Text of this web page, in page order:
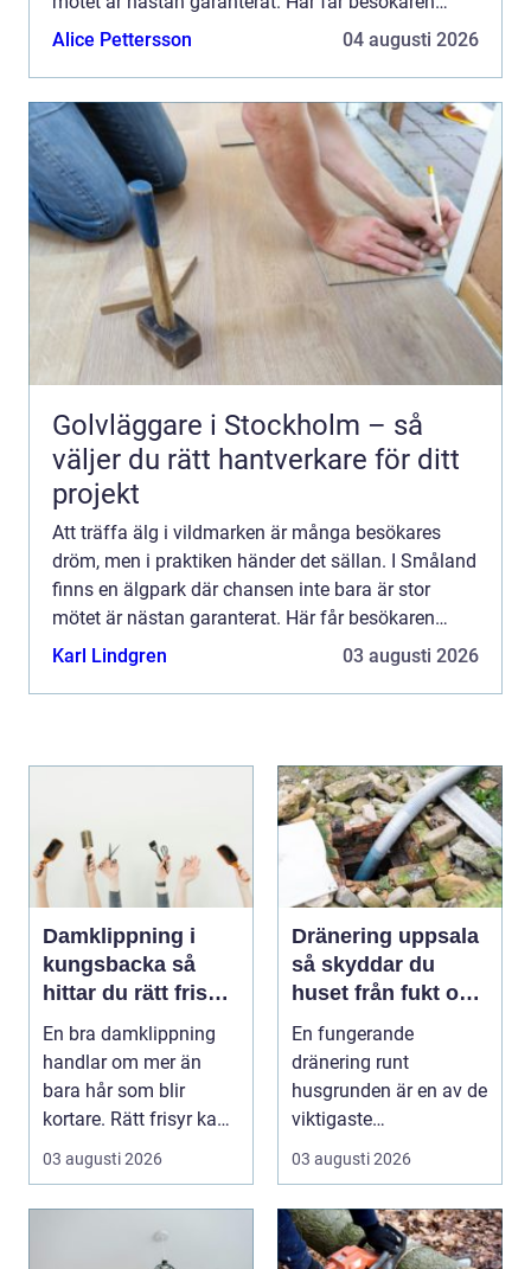
komma nära djuren, lära sig mer om svensk natur
Alice Pettersson 04 augusti 2026
Golvläggare i Stockholm – så
väljer du rätt hantverkare för ditt
projekt
Att träffa älg i vildmarken är många besökares
dröm, men i praktiken händer det sällan. I Småland
finns en älgpark där chansen inte bara är stor
mötet är nästan garanterat. Här får besökaren
komma nära djuren, lära sig mer om svensk natur
Karl Lindgren 03 augusti 2026
Damklippning i
kungsbacka så
hittar du rätt frisör
och stil
En bra damklippning
handlar om mer än
bara hår som blir
kortare. Rätt frisyr kan
förstärka ansiktsfo...
03 augusti 2026
Dränering uppsala
så skyddar du
huset från fukt och
mögel
En fungerande
dränering runt
husgrunden är en av de
viktigaste
förutsättningarna för
03 augusti 2026